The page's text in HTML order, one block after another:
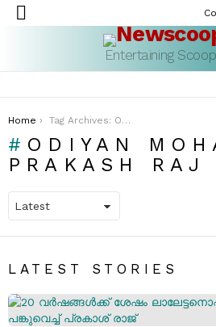
Menu
Entertaining
You are here:
Home Tag Archives: Odiyan Mohanlal Prakash Raj
ODIYAN
PRAKASH RAJ
LATEST STORIES